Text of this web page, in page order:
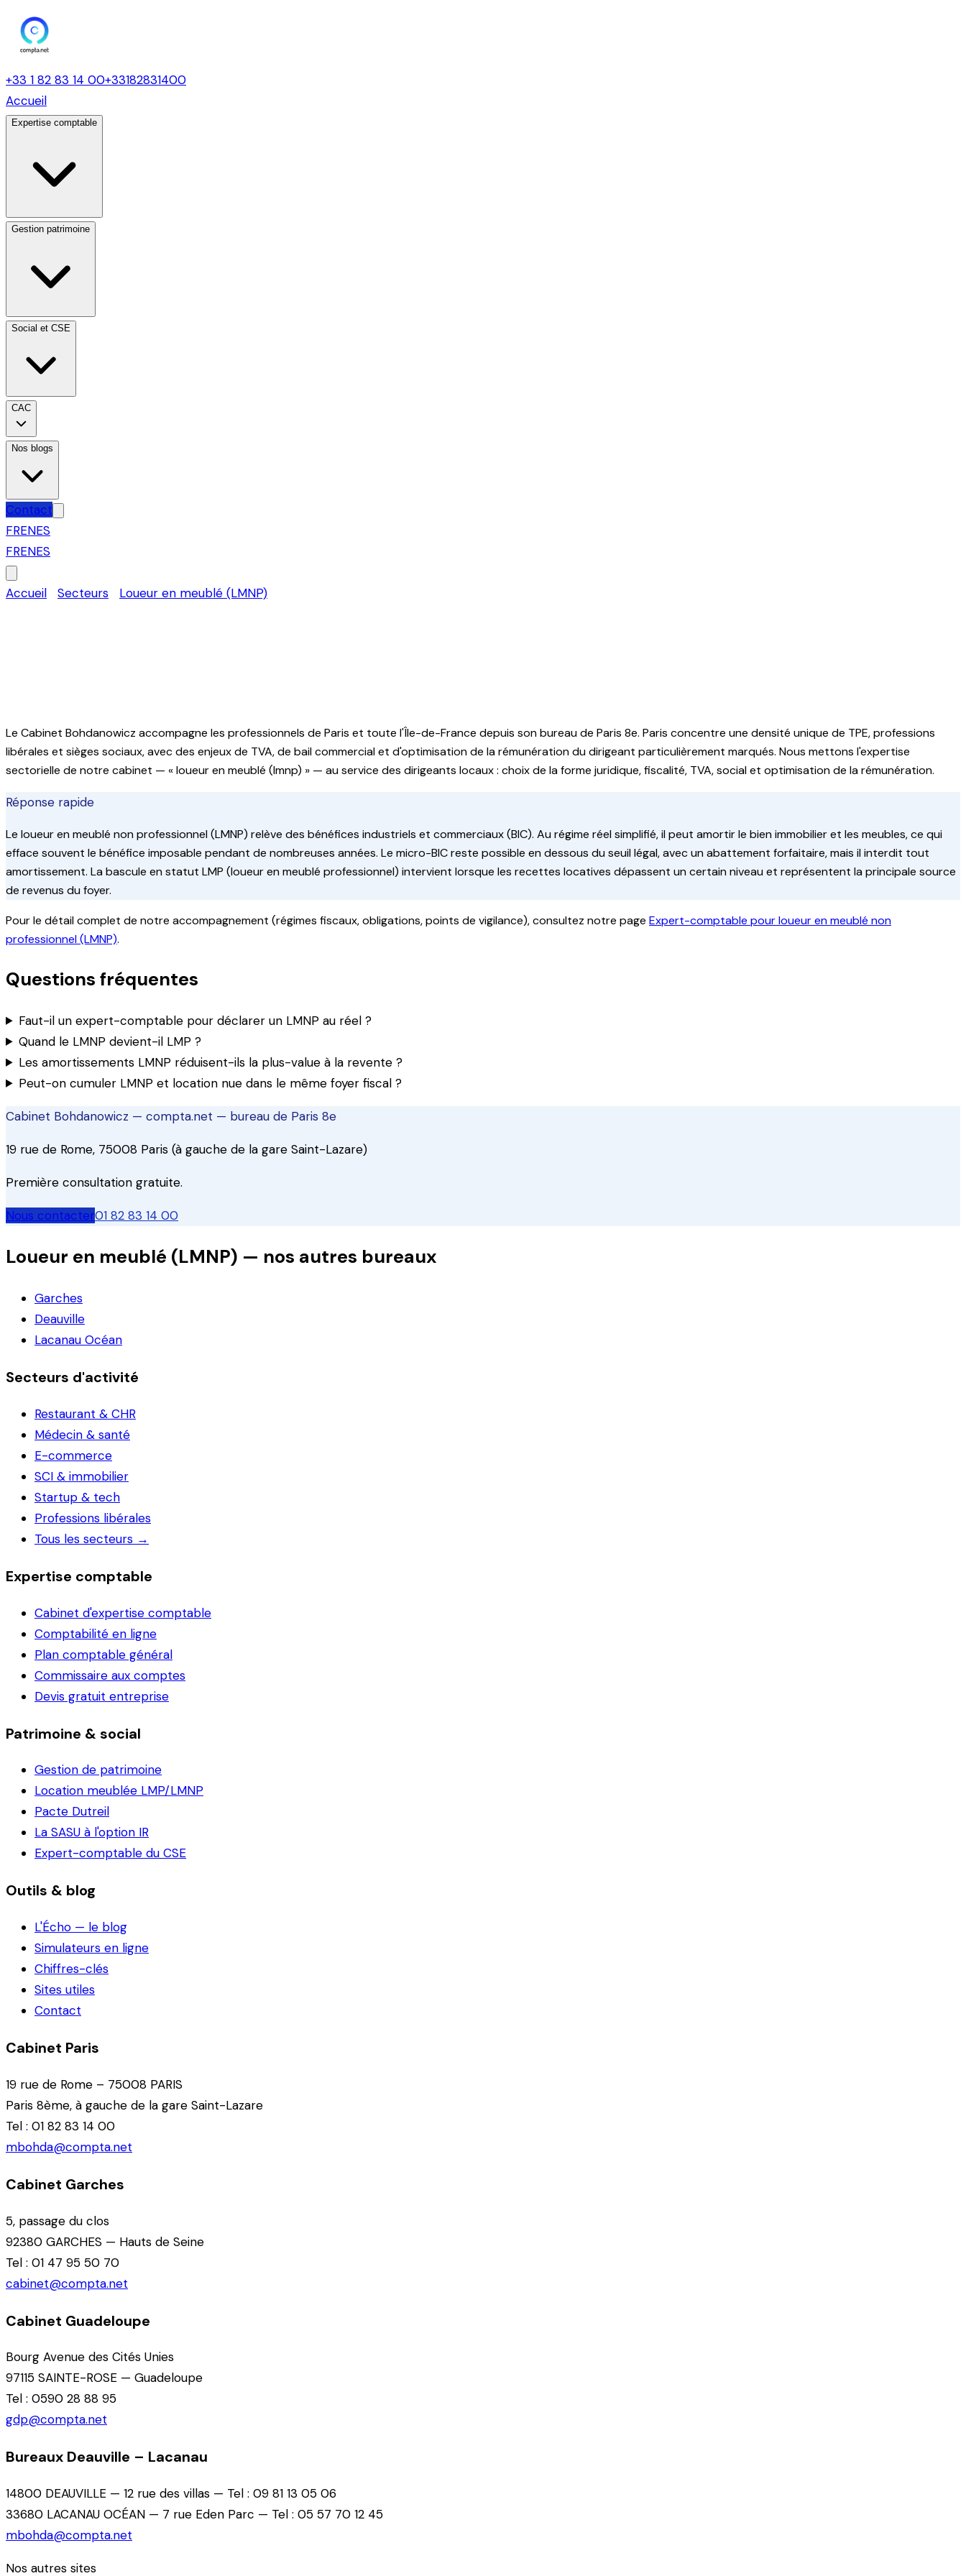
+33 1 82 83 14 00+33182831400
Accueil
Expertise comptable
Gestion patrimoine
Social et CSE
CAC
Nos blogs
Contact
FRENES
FRENES
Accueil Secteurs Loueur en meublé (LMNP)
Le Cabinet Bohdanowicz accompagne les professionnels de Paris et toute l'Île-de-France depuis son bureau de Paris 8e. Paris concentre une densité unique de TPE, professions
libérales et sièges sociaux, avec des enjeux de TVA, de bail commercial et d'optimisation de la rémunération du dirigeant particulièrement marqués. Nous mettons l'expertise
sectorielle de notre cabinet — «loueur en meublé (lmnp) » — au service des dirigeants locaux : choix de la forme juridique, fiscalité, TVA, social et optimisation de la rémunération.
Réponse rapide
Le loueur en meublé non professionnel (LMNP) relève des bénéfices industriels et commerciaux (BIC). Au régime réel simplifié, il peut amortir le bien immobilier et les meubles, ce qui
efface souvent le bénéfice imposable pendant de nombreuses années. Le micro-BIC reste possible en dessous du seuil légal, avec un abattement forfaitaire, mais il interdit tout
amortissement. La bascule en statut LMP (loueur en meublé professionnel) intervient lorsque les recettes locatives dépassent un certain niveau et représentent la principale source
de revenus du foyer.
Pour le détail complet de notre accompagnement (régimes fiscaux, obligations, points de vigilance), consultez notre page Expert-comptable pour loueur en meublé non
professionnel (LMNP).
Questions fréquentes
Faut-il un expert-comptable pour déclarer un LMNP au réel ?
Quand le LMNP devient-il LMP ?
Les amortissements LMNP réduisent-ils la plus-value à la revente ?
Peut-on cumuler LMNP et location nue dans le même foyer fiscal ?
Cabinet Bohdanowicz — compta.net — bureau de Paris 8e
19 rue de Rome, 75008 Paris (à gauche de la gare Saint-Lazare)
Première consultation gratuite.
Nous contacter01 82 83 14 00
Loueur en meublé (LMNP) — nos autres bureaux
Garches
Deauville
Lacanau Océan
Secteurs d'activité
Restaurant & CHR
Médecin & santé
E-commerce
SCI & immobilier
Startup & tech
Professions libérales
Tous les secteurs →
Expertise comptable
Cabinet d'expertise comptable
Comptabilité en ligne
Plan comptable général
Commissaire aux comptes
Devis gratuit entreprise
Patrimoine & social
Gestion de patrimoine
Location meublée LMP/LMNP
Pacte Dutreil
La SASU à l'option IR
Expert-comptable du CSE
Outils & blog
L'Écho — le blog
Simulateurs en ligne
Chiffres-clés
Sites utiles
Contact
Cabinet Paris
19 rue de Rome – 75008 PARIS
Paris 8ème, à gauche de la gare Saint-Lazare
Tel : 01 82 83 14 00
mbohda@compta.net
Cabinet Garches
5, passage du clos
92380 GARCHES — Hauts de Seine
Tel : 01 47 95 50 70
cabinet@compta.net
Cabinet Guadeloupe
Bourg Avenue des Cités Unies
97115 SAINTE-ROSE — Guadeloupe
Tel : 0590 28 88 95
gdp@compta.net
Bureaux Deauville – Lacanau
14800 DEAUVILLE — 12 rue des villas — Tel : 09 81 13 05 06
33680 LACANAU OCÉAN — 7 rue Eden Parc — Tel : 05 57 70 12 45
mbohda@compta.net
Nos autres sites